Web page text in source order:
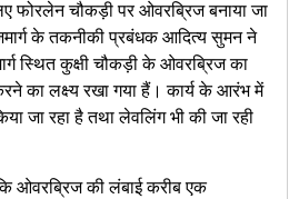
फोरलेन चौकड़ी पर ओवरब्रिज बनाया जा
के तकनीकी प्रबंधक आदित्य सुमन ने
स्थित कुक्षी चौकड़ी के ओवरब्रिज का
का लक्ष्य रखा गया हैं। कार्य के आरंभ में
जा रहा है तथा लेवलिंग भी की जा रही
ओवरब्रिज की लंबाई करीब एक